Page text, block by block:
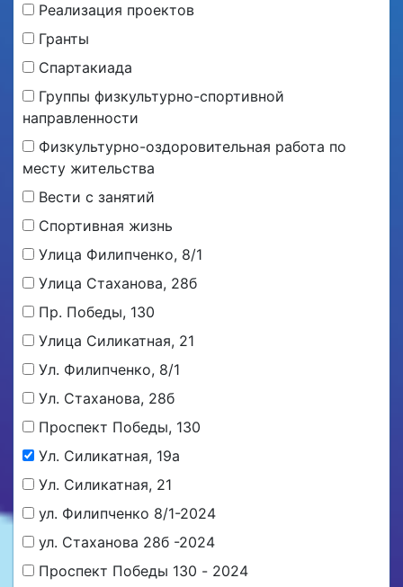
Реализация проектов
Гранты
Спартакиада
Группы физкультурно-спортивной
направленности
Физкультурно-оздоровительная работа по
месту жительства
Вести с занятий
Спортивная жизнь
Улица Филипченко, 8/1
Улица Стаханова, 28б
Пр. Победы, 130
Улица Силикатная, 21
Ул. Филипченко, 8/1
Ул. Стаханова, 28б
Проспект Победы, 130
Ул. Силикатная, 19а
Ул. Силикатная, 21
ул. Филипченко 8/1-2024
ул. Стаханова 28б -2024
Проспект Победы 130 - 2024